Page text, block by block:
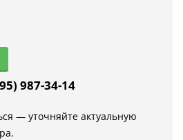
987-34-14
— уточняйте актуальную